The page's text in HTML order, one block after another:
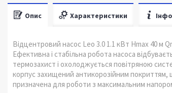
Опис Характеристики
Відцентровий насос Leo 3.0 1.1 кВт Hmax 40 м
Ефективна і стабільна робота насоса
термозахист і охолоджується повітряною
корпус захищений антикорозійним
призначена для роботи з максимальним